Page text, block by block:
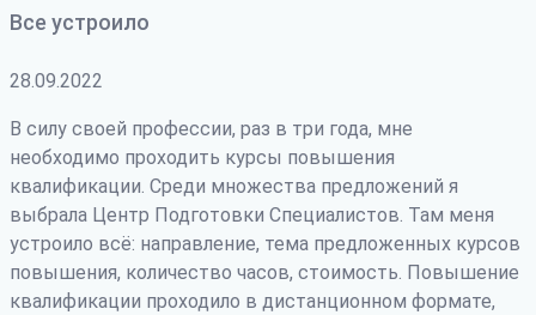
Все устроило
28.09.2022
В силу своей профессии, раз в три года, мне
необходимо проходить курсы повышения
квалификации. Среди множества предложений я
выбрала Центр Подготовки Специалистов. Там меня
устроило всё: направление, тема предложенных курсов
повышения, количество часов, стоимость. Повышение
квалификации проходило в дистанционном формате,